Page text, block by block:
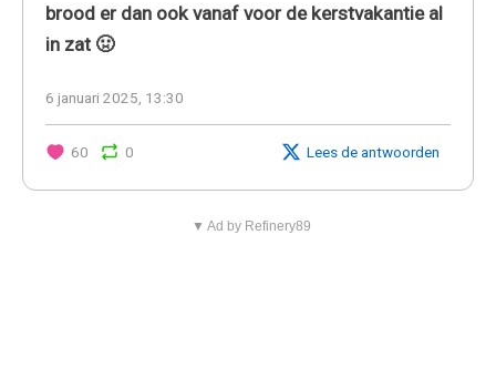
brood er dan ook vanaf voor de kerstvakantie al
in zat 🤢
6 januari 2025, 13:30
60 0 Lees de antwoorden
▼ Ad by Refinery89